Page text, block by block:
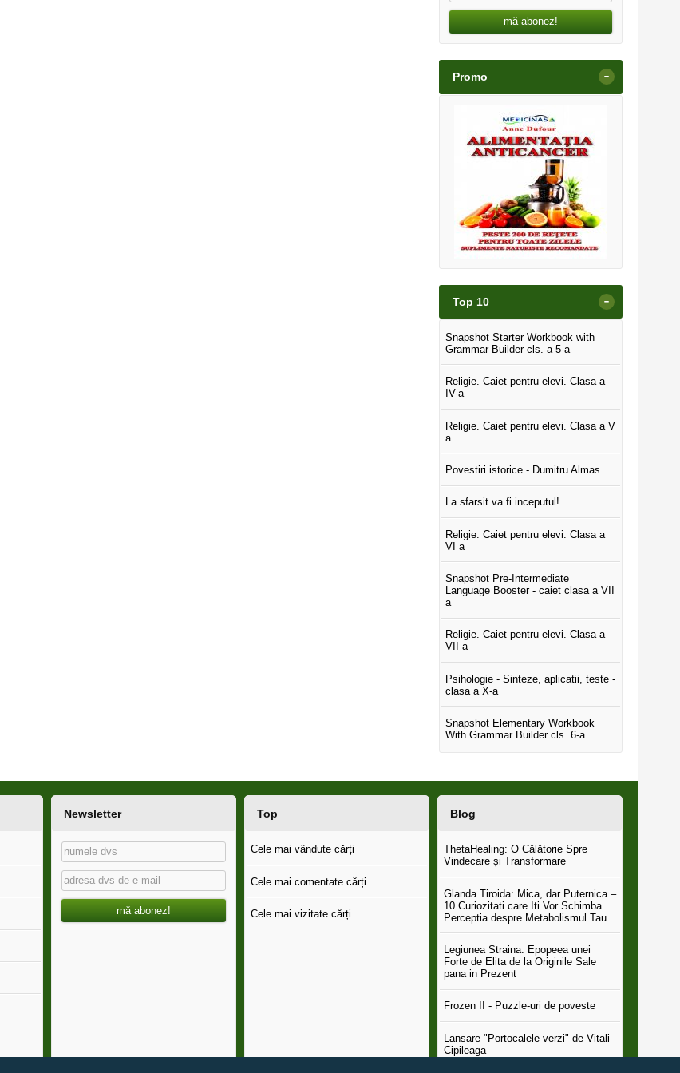
mă abonez!
Promo -
Top 10 -
Snapshot Starter Workbook with
Grammar Builder cls. a 5-a
Religie. Caiet pentru elevi. Clasa a
IV-a
Religie. Caiet pentru elevi. Clasa a V
a
Povestiri istorice - Dumitru Almas
La sfarsit va fi inceputul!
Religie. Caiet pentru elevi. Clasa a
VI a
Snapshot Pre-Intermediate
Language Booster - caiet clasa a VII
a
Religie. Caiet pentru elevi. Clasa a
VII a
Psihologie - Sinteze, aplicatii, teste -
clasa a X-a
Snapshot Elementary Workbook
With Grammar Builder cls. 6-a
Newsletter
mă abonez!
Top
Cele mai vândute cărți
Cele mai comentate cărți
Cele mai vizitate cărți
Blog
ThetaHealing: O Călătorie Spre
Vindecare și Transformare
Glanda Tiroida: Mica, dar Puternica –
10 Curiozitati care Iti Vor Schimba
Perceptia despre Metabolismul Tau
Legiunea Straina: Epopeea unei
Forte de Elita de la Originile Sale
pana in Prezent
Frozen II - Puzzle-uri de poveste
Lansare "Portocalele verzi" de Vitali
Cipileaga